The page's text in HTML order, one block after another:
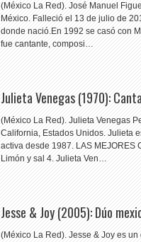
(México La Red). José Manuel
México. Falleció el 13 de julio de
donde nació.En 1992 se casó con
fue cantante, composi…
Julieta Venegas (1970):
(México La Red). Julieta Venegas
California, Estados Unidos. Julieta
activa desde 1987. LAS MEJORES
Limón y sal 4. Julieta Ven…
Jesse & Joy (2005): Dúo
(México La Red). Jesse & Joy es